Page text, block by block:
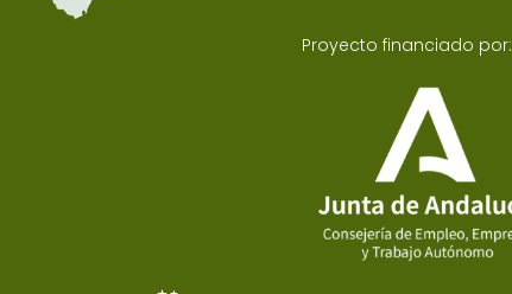
Proyecto financiado por: